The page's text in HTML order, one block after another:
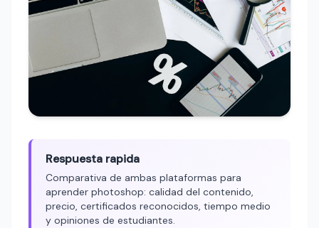
Respuesta rapida
Comparativa de ambas plataformas para
aprender photoshop: calidad del contenido,
precio, certificados reconocidos, tiempo medio
y opiniones de estudiantes.